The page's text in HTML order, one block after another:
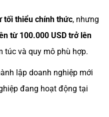
tối thiểu chính thức, nhưng
từ 100.000 USD trở lên
túc và quy mô phù hợp.
lập doanh nghiệp mới
đang hoạt động tại